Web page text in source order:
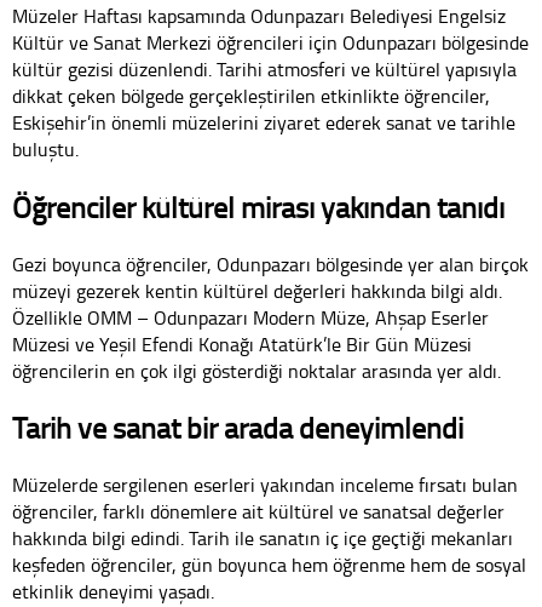
Müzeler Haftası kapsamında Odunpazarı Belediyesi Engelsiz
Kültür ve Sanat Merkezi öğrencileri için Odunpazarı bölgesinde
kültür gezisi düzenlendi. Tarihi atmosferi ve kültürel yapısıyla
dikkat çeken bölgede gerçekleştirilen etkinlikte öğrenciler,
Eskişehir’in önemli müzelerini ziyaret ederek sanat ve tarihle
buluştu.
Öğrenciler kültürel mirası yakından tanıdı
Gezi boyunca öğrenciler, Odunpazarı bölgesinde yer alan birçok
müzeyi gezerek kentin kültürel değerleri hakkında bilgi aldı.
Özellikle OMM – Odunpazarı Modern Müze, Ahşap Eserler
Müzesi ve Yeşil Efendi Konağı Atatürk’le Bir Gün Müzesi
öğrencilerin en çok ilgi gösterdiği noktalar arasında yer aldı.
Tarih ve sanat bir arada deneyimlendi
Müzelerde sergilenen eserleri yakından inceleme fırsatı bulan
öğrenciler, farklı dönemlere ait kültürel ve sanatsal değerler
hakkında bilgi edindi. Tarih ile sanatın iç içe geçtiği mekanları
keşfeden öğrenciler, gün boyunca hem öğrenme hem de sosyal
etkinlik deneyimi yaşadı.